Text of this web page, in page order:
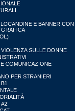
E BANNER CON
SULLE DONNE
COMUNICAZIONE
PER STRANIERI
A2